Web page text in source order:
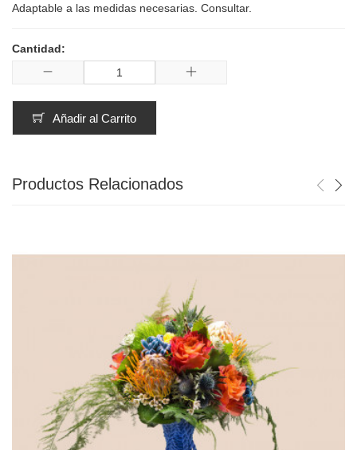
Adaptable a las medidas necesarias. Consultar.
Cantidad:
Añadir al Carrito
Productos Relacionados